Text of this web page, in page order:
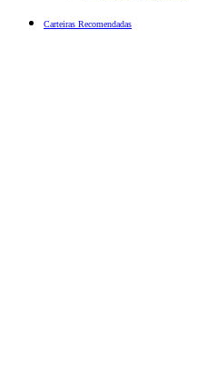
Carteiras Recomendadas